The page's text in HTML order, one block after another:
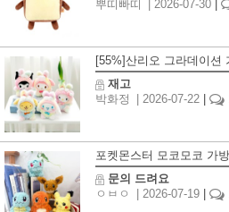
뿌띠빠띠
| 2026-07-30
[55%]산리오 그라데이션
재고
박화정
| 2026-07-22
포켓몬스터 모코모코 가
문의 드려요
ㅇㅂㅇ
| 2026-07-19